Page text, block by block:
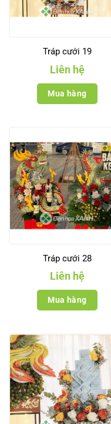
Tráp cưới 19
Liên hệ
Mua hàng
Tráp cưới 28
Liên hệ
Mua hàng